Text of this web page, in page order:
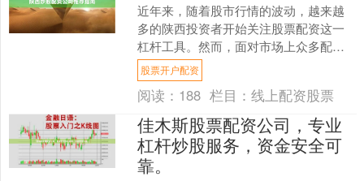
近年来，随着股市行情的波动，越来越
多的陕西投资者开始关注股票配资这一
杠杆工具。然而，面对市场上众多配资
公司，如何选择一家正规、安全、服务
优质的平台成为投资者关注....
股票开户配资
阅读： 188 栏目：线上配资股票
佳木斯股票配资公司，专业
杠杆炒股服务，资金安全可
靠。